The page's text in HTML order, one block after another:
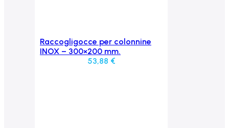
Aggiungi al carrello
Raccogligocce per colonnine
INOX – 300×200 mm.
53,88 €